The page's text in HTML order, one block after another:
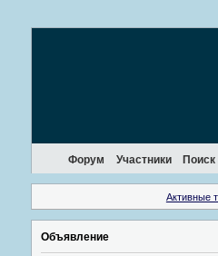
Форум Участники Поиск
Активные
Объявление